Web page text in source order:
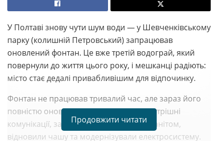
У Полтаві знову чути шум води — у Шевченківському
парку (колишній Петровський) запрацював
оновлений фонтан. Це вже третій водограй, який
повернули до життя цього року, і мешканці радіють:
місто стає дедалі привабливішим для відпочинку.
Фонтан не працював тривалий час, але зараз його
повністю оновили: відремонтували внутрішні
комунікації, замінили облицювання гранітом,
відновили чашу та модернізували електросистему.
Продовжити читати